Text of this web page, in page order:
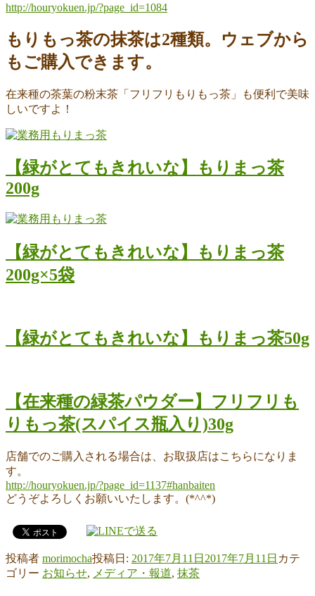
http://houryokuen.jp/?page_id=1084
もりもっ茶の抹茶は2種類。ウェブから
もご購入できます。
在来種の茶葉の粉末茶「フリフリもりもっ茶」も便利で美味
しいですよ！
【緑がとてもきれいな】もりまっ茶
200g
【緑がとてもきれいな】もりまっ茶
200g×5袋
【緑がとてもきれいな】もりまっ茶50g
【在来種の緑茶パウダー】フリフリも
りもっ茶(スパイス瓶入り)30g
店舗でのご購入される場合は、お取扱店はこちらになりま
す。
http://houryokuen.jp/?page_id=1137#hanbaiten
どうぞよろしくお願いいたします。(*^^*)
投稿者 morimocha投稿日: 2017年7月11日 2017年7月11日 カテ
ゴリー お知らせ, メディア・報道, 抹茶